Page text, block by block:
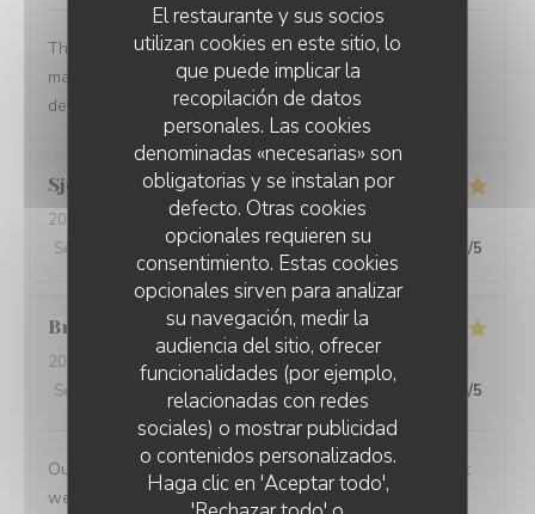
El restaurante y sus socios
utilizan cookies en este sitio, lo
que puede implicar la
recopilación de datos
personales. Las cookies
denominadas «necesarias» son
obligatorias y se instalan por
defecto. Otras cookies
opcionales requieren su
consentimiento. Estas cookies
opcionales sirven para analizar
su navegación, medir la
audiencia del sitio, ofrecer
funcionalidades (por ejemplo,
relacionadas con redes
sociales) o mostrar publicidad
o contenidos personalizados.
Haga clic en 'Aceptar todo',
The service was quick and high professional and the
manager treat us so well. We felt so welcomed. Will
definitely come back.
Sjoerd
2026-07-10
- 19:30 - Invitados 2
Servicio
Ambiente : 4/5 Menú: 5/5 Calidad / Precio /5
Bruce
2026-07-09
- 19:30 - Invitados 4
Servicio
Ambiente Menú /5 Calidad / Precio 4/5
Outstanding food and service. The service was the best
we have had in Paris